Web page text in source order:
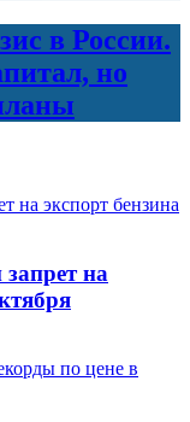
в России.
но
на